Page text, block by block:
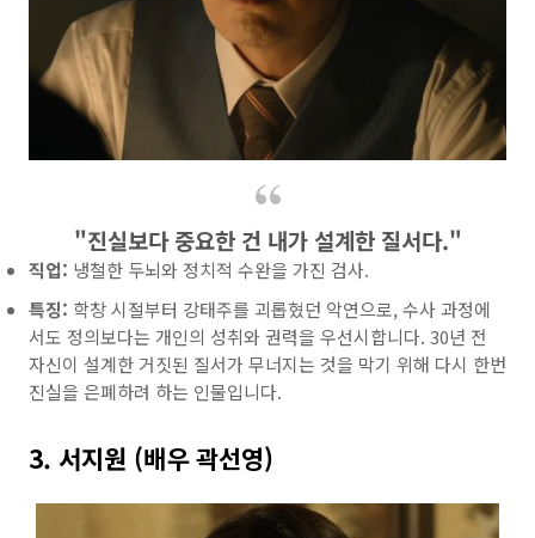
"진실보다 중요한 건 내가 설계한 질서다."
직업: 냉철한 두뇌와 정치적 수완을 가진 검사.
특징: 학창 시절부터 강태주를 괴롭혔던 악연으로, 수사 과정에
서도 정의보다는 개인의 성취와 권력을 우선시합니다. 30년 전
자신이 설계한 거짓된 질서가 무너지는 것을 막기 위해 다시 한번
진실을 은폐하려 하는 인물입니다.
3. 서지원 (배우 곽선영)